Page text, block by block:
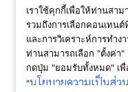
เราใช้คุกกี้เพื่อให้ท่านสา
รวมถึงการเลือกคอนเทน
และการวิเคราะห์การทำง
ท่านสามารถเลือก "ตั้งค่า
กดปุ่ม "ยอมรับทั้งหมด" เ
"นโยบายความเป็นส่ว